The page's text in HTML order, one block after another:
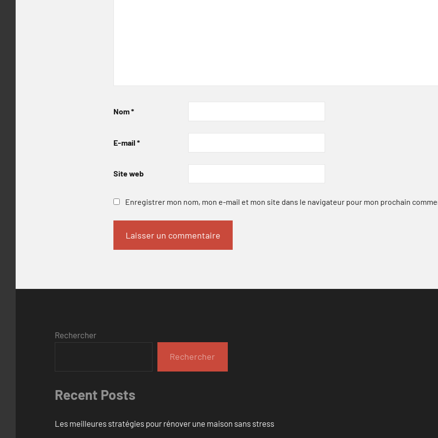
Nom*
E-mail *
Site web
Enregistrer mon nom, mon e-mail et mon site dans le navigateur pour mon prochain
Rechercher
Rechercher
Recent Posts
Les meilleures stratégies pour rénover une maison sans stress